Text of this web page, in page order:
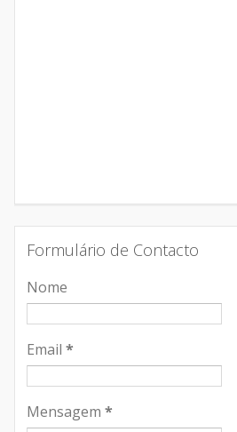
Formulário de Contacto
Nome
Email *
Mensagem *